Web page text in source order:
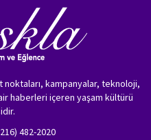
kampanyalar, teknoloji,
haberleri içeren yaşam kültürü
482-2020